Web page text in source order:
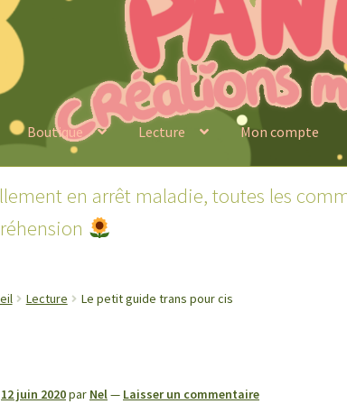
Boutique Lecture Mon compte
en arrêt maladie, toutes les
Lecture Le petit guide trans pour cis
12 juin 2020par Nel— Laisser un commentaire